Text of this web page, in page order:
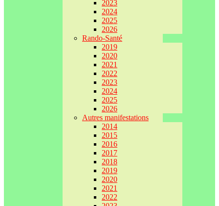
2023
2024
2025
2026
Rando-Santé
2019
2020
2021
2022
2023
2024
2025
2026
Autres manifestations
2014
2015
2016
2017
2018
2019
2020
2021
2022